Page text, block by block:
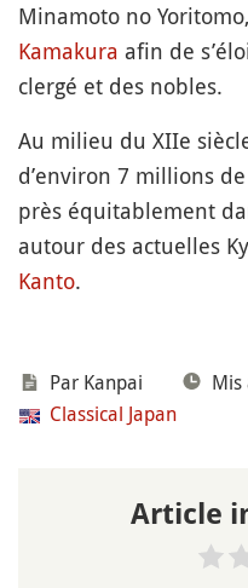
Minamoto no
Kamakura afin de
clergé et des nobles.
Au milieu du XIIe
d’environ 7 millions
près équitablement
autour des actuelles
Kanto.
Par Kanpai
Mis
Classical Japan
Article